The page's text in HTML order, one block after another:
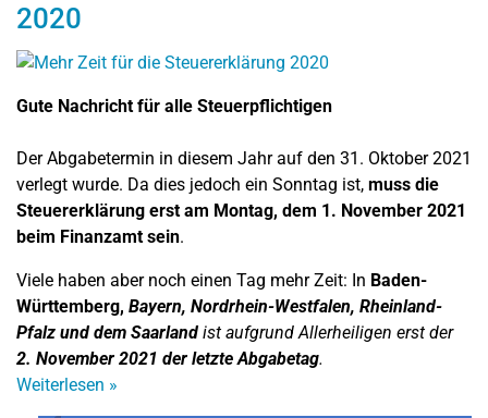
2020
Gute Nachricht für alle Steuerpflichtigen
Der Abgabetermin in diesem Jahr auf den 31. Oktober 2021
verlegt wurde. Da dies jedoch ein Sonntag ist, muss die
Steuererklärung erst am Montag, dem 1. November 2021
beim Finanzamt sein.
Viele haben aber noch einen Tag mehr Zeit: In Baden-
Württemberg, Bayern, Nordrhein-Westfalen, Rheinland-
Pfalz und dem Saarland ist aufgrund Allerheiligen erst der
2. November 2021 der letzte Abgabetag.
Weiterlesen »